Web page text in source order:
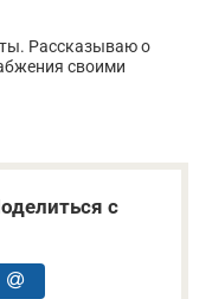
Рассказываю о
своими
с